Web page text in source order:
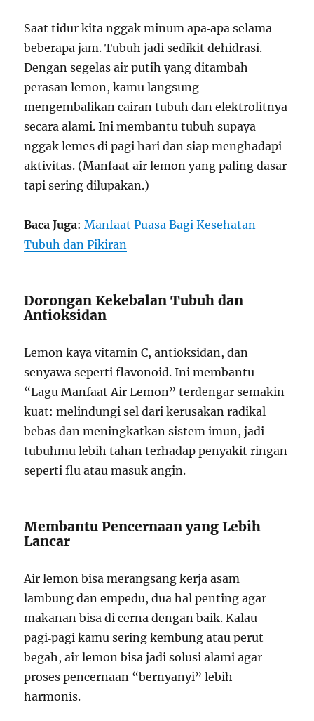
Saat tidur kita nggak minum apa‑apa selama
beberapa jam. Tubuh jadi sedikit dehidrasi.
Dengan segelas air putih yang ditambah
perasan lemon, kamu langsung
mengembalikan cairan tubuh dan elektrolitnya
secara alami. Ini membantu tubuh supaya
nggak lemes di pagi hari dan siap menghadapi
aktivitas. (Manfaat air lemon yang paling dasar
tapi sering dilupakan.)
Baca Juga:Manfaat Puasa Bagi Kesehatan
Tubuh dan Pikiran
Dorongan Kekebalan Tubuh dan
Antioksidan
Lemon kaya vitamin C, antioksidan, dan
senyawa seperti flavonoid. Ini membantu
“Lagu Manfaat Air Lemon” terdengar semakin
kuat: melindungi sel dari kerusakan radikal
bebas dan meningkatkan sistem imun, jadi
tubuhmu lebih tahan terhadap penyakit ringan
seperti flu atau masuk angin.
Membantu Pencernaan yang Lebih
Lancar
Air lemon bisa merangsang kerja asam
lambung dan empedu, dua hal penting agar
makanan bisa di cerna dengan baik. Kalau
pagi‑pagi kamu sering kembung atau perut
begah, air lemon bisa jadi solusi alami agar
proses pencernaan “bernyanyi” lebih
harmonis.